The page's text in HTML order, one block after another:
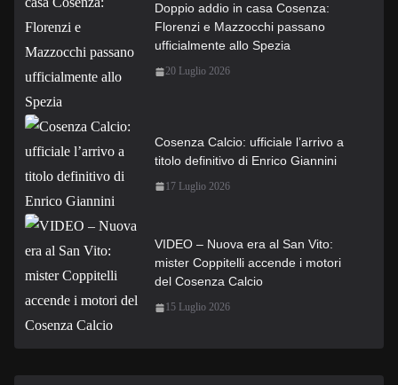
Doppio addio in casa Cosenza:
Florenzi e Mazzocchi passano
ufficialmente allo Spezia
20 Luglio 2026
Cosenza Calcio: ufficiale l’arrivo a
titolo definitivo di Enrico Giannini
17 Luglio 2026
VIDEO – Nuova era al San Vito:
mister Coppitelli accende i motori
del Cosenza Calcio
15 Luglio 2026